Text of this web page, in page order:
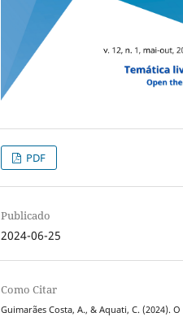
PDF
Publicado
2024-06-25
Como Citar
Guimarães Costa, A., & Aquati, C. (2024). O